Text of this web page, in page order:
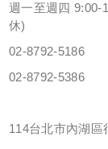
週一至週四 9:00-
休)
02-8792-5186
02-8792-5386
114台北市內湖區